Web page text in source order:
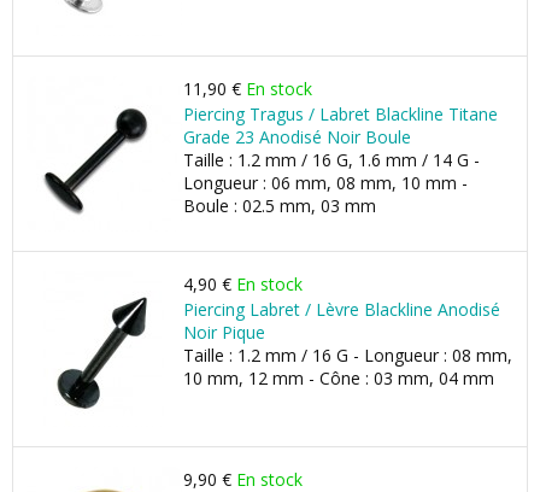
11,90 € En stock
Piercing Tragus / Labret Blackline Titane
Grade 23 Anodisé Noir Boule
Taille : 1.2 mm / 16 G, 1.6 mm / 14 G -
Longueur : 06 mm, 08 mm, 10 mm -
Boule : 02.5 mm, 03 mm
4,90 € En stock
Piercing Labret / Lèvre Blackline Anodisé
Noir Pique
Taille : 1.2 mm / 16 G - Longueur : 08 mm,
10 mm, 12 mm - Cône : 03 mm, 04 mm
9,90 € En stock